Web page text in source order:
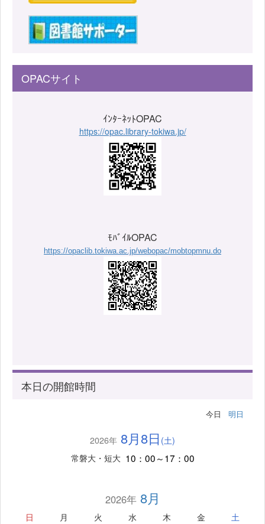
OPACサイト
ｲﾝﾀｰﾈｯﾄOPAC
https://opac.library-tokiwa.jp/
ﾓﾊﾞｲﾙOPAC
https://opaclib.tokiwa.ac.jp/webopac/mobtopmnu.do
本日の開館時間
今日 明日
2026年 8月8日 (土)
常磐大・短大 10：00～17：00
2026年8月
日 月 火 水 木 金 土